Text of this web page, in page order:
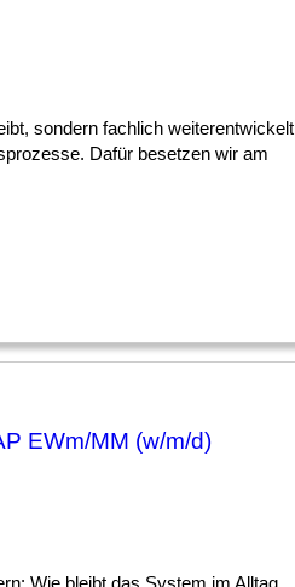
sondern fachlich weiterentwickelt
Dafür besetzen wir am
EWm/MM (w/m/d)
Wie bleibt das System im Alltag